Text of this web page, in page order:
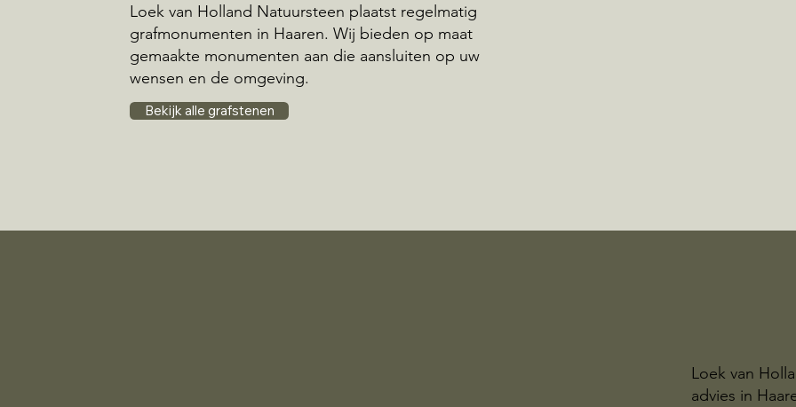
Loek van Holland Natuursteen plaatst regelmatig
grafmonumenten in Haaren. Wij bieden op maat
gemaakte monumenten aan die aansluiten op uw
wensen en de omgeving.
Bekijk alle grafstenen
Loek van
advies in